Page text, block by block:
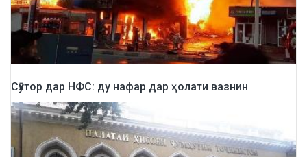
Сӯхтор дар НФС: ду нафар дар ҳолати вазнин